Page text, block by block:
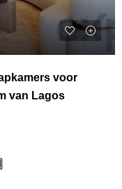
voor
van Lagos